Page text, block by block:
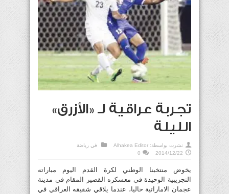
تجربة عراقية لـ «الأزرق»
الليلة
نشرت بواسطة: Alhakea Editor في رياضة
2014/12/22
0
يخوض منتخبنا الوطني لكرة القدم اليوم مباراته
التجريبية الوحيدة في معسكره القصير المقام في مدينة
عجمان الاماراتية حاليا، عندما يلاقي شقيقه العراقي في